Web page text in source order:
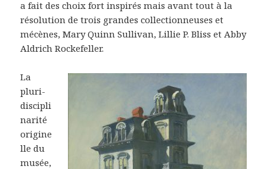
a fait des choix fort inspirés mais avant tout à la
résolution de trois grandes collectionneuses et
mécènes, Mary Quinn Sullivan, Lillie P. Bliss et Abby
Aldrich Rockefeller.
La
pluri-
discipli
narité
origine
lle du
musée,